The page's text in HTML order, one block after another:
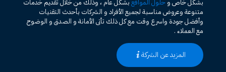
بشكل خاص و حلول المواقع بشكل عام ، وذلك من خلال تقديم خدمات
متنوعة وعروض مناسبة لجميع الأفراد و الشركات بأحدث التقنيات
وأفضل جودة واسرع وقت مع كل ذلك تأتى الأمانة و الصدق و الوضوح
مع العملاء .
المزيد عن الشركة